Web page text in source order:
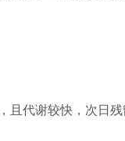
且代谢较快，次日